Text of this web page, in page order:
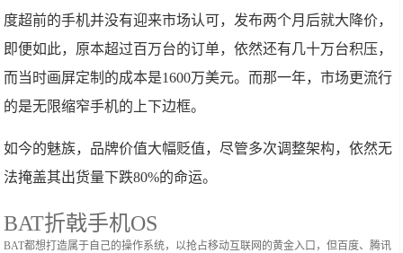
度超前的手机并没有迎来市场认可，发布两个月后就大降价，
即便如此，原本超过百万台的订单，依然还有几十万台积压，
而当时画屏定制的成本是1600万美元。而那一年，市场更流行
的是无限缩窄手机的上下边框。
如今的魅族，品牌价值大幅贬值，尽管多次调整架构，依然无
法掩盖其出货量下跌80%的命运。
BAT折戟手机OS
BAT都想打造属于自己的操作系统，以抢占移动互联网的黄金入口，但百度、腾讯